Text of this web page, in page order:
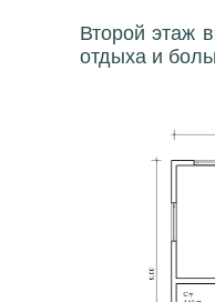
Второй этаж
отдыха и